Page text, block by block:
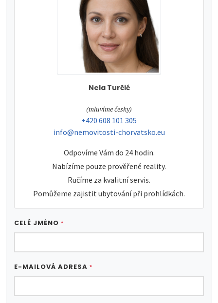
Nela Turčić
tel:
(mluvíme česky)
tel:
+420 608 101 305
e-mail:
info@nemovitosti-chorvatsko.eu
Odpovíme Vám do 24 hodin.
Nabízíme pouze prověřené reality.
Ručíme za kvalitní servis.
Pomůžeme zajistit ubytování při prohlídkách.
CELÉ JMÉNO *
E-MAILOVÁ ADRESA *